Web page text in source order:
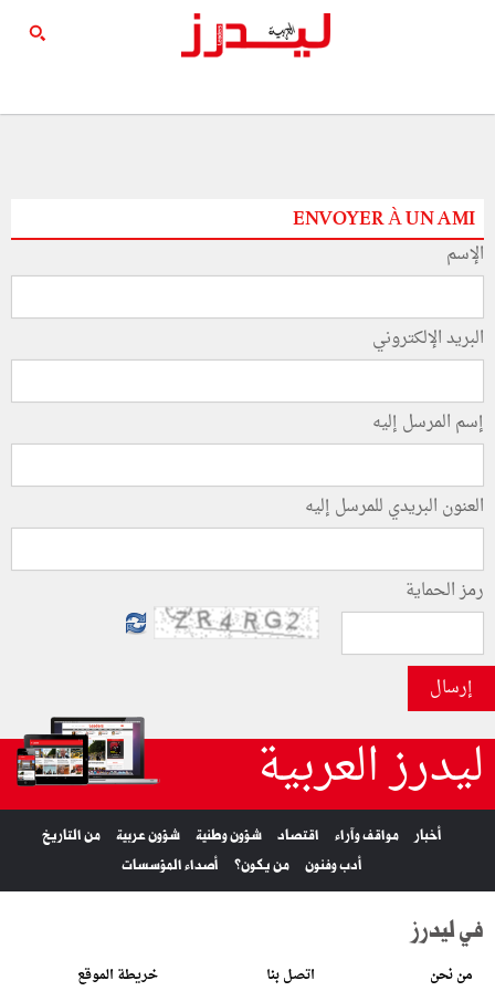
ENVOYER À UN AMI
الإسم
البريد الإلكتروني
إسم المرسل إليه
العنون البريدي للمرسل إليه
رمز الحماية
إرسال
ليدرز العربية
أخبار مواقف وآراء اقتصاد شؤون وطنية شؤون عربية
من التاريخ
أدب وفنون
من يكون؟ أصداء المؤسسات
في ليدرز
من نحن اتصل بنا خريطة الموقع